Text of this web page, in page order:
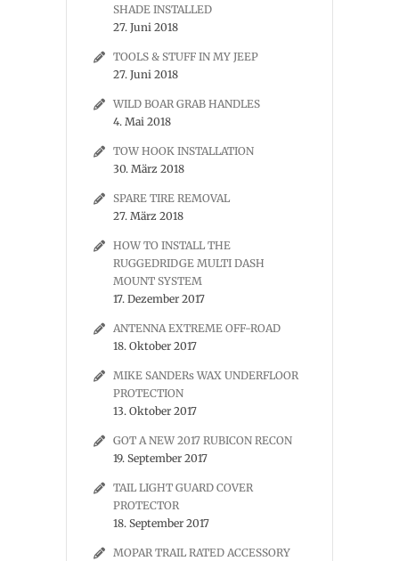
SHADE INSTALLED
27. Juni 2018
TOOLS & STUFF IN MY JEEP
27. Juni 2018
WILD BOAR GRAB HANDLES
4. Mai 2018
TOW HOOK INSTALLATION
30. März 2018
SPARE TIRE REMOVAL
27. März 2018
HOW TO INSTALL THE
RUGGEDRIDGE MULTI DASH
MOUNT SYSTEM
17. Dezember 2017
ANTENNA EXTREME OFF-ROAD
18. Oktober 2017
MIKE SANDERs WAX UNDERFLOOR
PROTECTION
13. Oktober 2017
GOT A NEW 2017 RUBICON RECON
19. September 2017
TAIL LIGHT GUARD COVER
PROTECTOR
18. September 2017
MOPAR TRAIL RATED ACCESSORY